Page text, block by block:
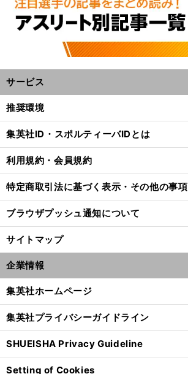
サービス
推奨環境
集英社ID・スポルティーバIDとは
利用規約・会員規約
特定商取引法に基づく表示・その他の事項
ブラウザプッシュ通知について
サイトマップ
企業情報
集英社ホームページ
集英社プライバシーガイドライン
SHUEISHA Privacy Guideline
Setting of Cookies